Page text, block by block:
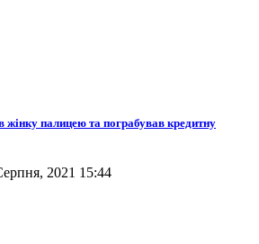
жінку палицею та пограбував кредитну
2021 15:44